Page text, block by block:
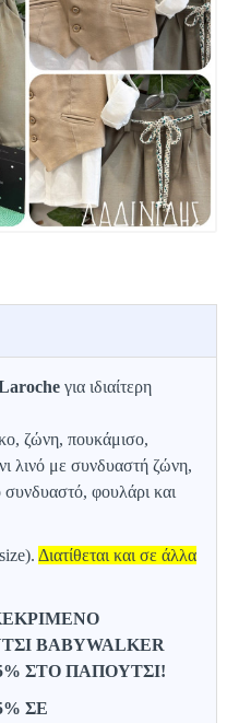
για ιδιαίτερη
ζώνη, πουκάμισο,
λινό με συνδυαστή ζώνη,
φουλάρι και
Διατίθεται και σε άλλα
BABYWALKER
ΣΤΟ ΠΑΠΟΥΤΣΙ!
ΣΕ